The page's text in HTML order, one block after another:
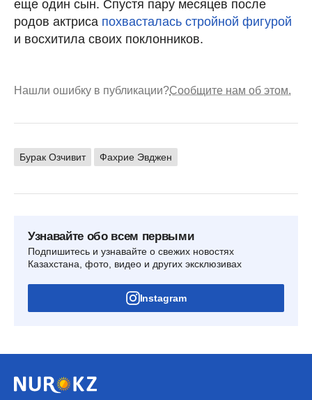
еще один сын. Спустя пару месяцев после
родов актриса похвасталась стройной фигурой
и восхитила своих поклонников.
Нашли ошибку в публикации?Сообщите нам об этом.
Бурак Озчивит Фахрие Эвджен
Узнавайте обо всем первыми
Подпишитесь и узнавайте о свежих новостях
Казахстана, фото, видео и других эксклюзивах
Instagram